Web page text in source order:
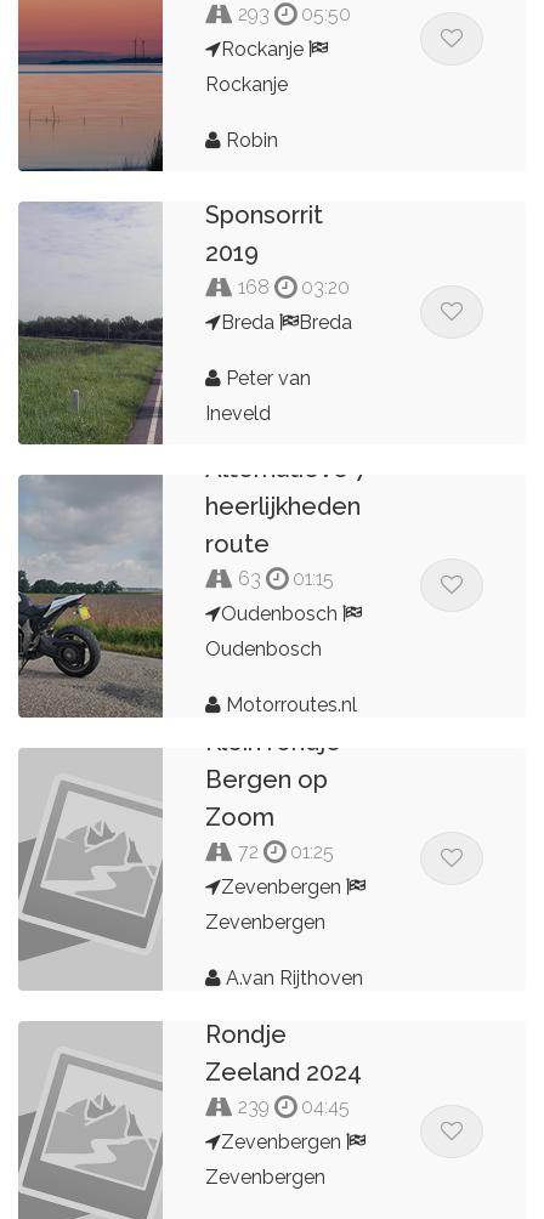
293
05:50
Rockanje
Rockanje
Robin
Sponsorrit
2019
168
03:20
Breda
Breda
Peter van
Ineveld
Alternatieve 7
heerlijkheden
route
63
01:15
Oudenbosch
Oudenbosch
Motorroutes.nl
Klein rondje
Bergen op
Zoom
72
01:25
Zevenbergen
Zevenbergen
A.van Rijthoven
Rondje
Zeeland 2024
239
04:45
Zevenbergen
Zevenbergen